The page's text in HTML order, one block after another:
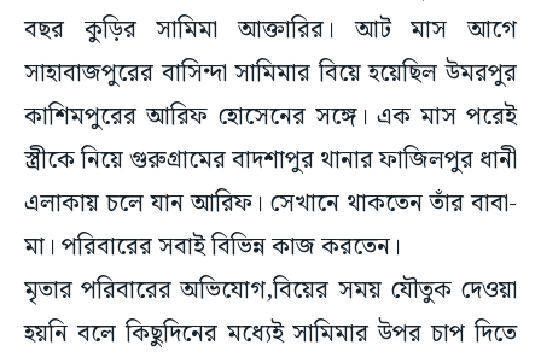
বছর কুড়ির সামিমা আক্তারির। আট মাস আগে
সাহাবাজপুরের বাসিন্দা সামিমার বিয়ে হয়েছিল উমরপুর
কাশিমপুরের আরিফ হোসেনের সঙ্গে। এক মাস পরেই
স্ত্রীকে নিয়ে গুরুগ্রামের বাদশাপুর থানার ফাজিলপুর ধানী
এলাকায় চলে যান আরিফ। সেখানে থাকতেন তাঁর বাবা-
মা। পরিবারের সবাই বিভিন্ন কাজ করতেন।
মৃতার পরিবারের অভিযোগ,বিয়ের সময় যৌতুক দেওয়া
হয়নি বলে কিছুদিনের মধ্যেই সামিমার উপর চাপ দিতে